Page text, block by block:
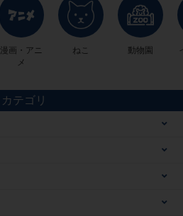
漫画・アニ
メ
ねこ 動物園
カテゴリ